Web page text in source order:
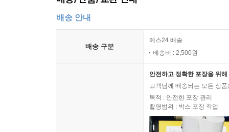
배송 안내
배송 구분
예스24 배송
배송비 : 2,500원
안전하고 정확한 포장을 위
고객님께 배송되는 모든 상
목적 : 안전한 포장 관리
촬영범위 : 박스 포장 작업